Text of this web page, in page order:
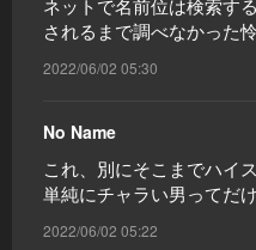
ネットで名前位は検索す
されるまで調べなかった
2022/06/02 05:30
No Name
これ、別にそこまでハイ
単純にチャラい男ってだ
2022/06/02 05:22